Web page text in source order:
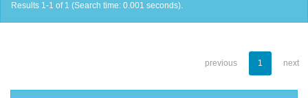
Results 1-1 of 1 (Search time: 0.001 seconds).
previous 1 next